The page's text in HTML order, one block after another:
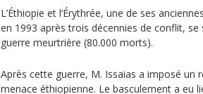
L’Éthiopie et l‘Érythrée, une de ses
en 1993 après trois décennies de conflit,
guerre meurtrière (80.000 morts).
Après cette guerre, M. Issaias a imposé un
menace éthiopienne. Le basculement a eu